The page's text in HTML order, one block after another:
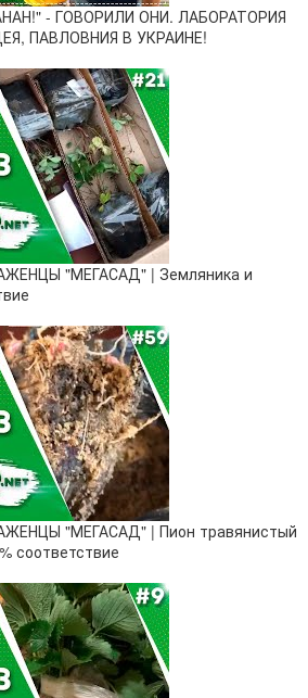
- ГОВОРИЛИ ОНИ. ЛАБОРАТОРИЯ
ПАВЛОВНИЯ В УКРАИНЕ!
"МЕГАСАД" | Земляника и
"МЕГАСАД" | Пион травянистый
соответствие